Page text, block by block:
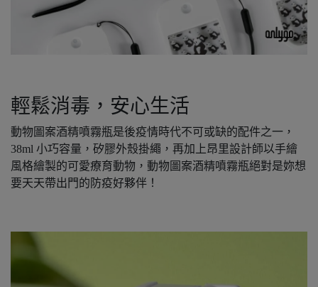
輕鬆消毒，安心生活
動物圖案酒精噴霧瓶是後疫情時代不可或缺的配件之一，
38ml 小巧容量，矽膠外殼掛繩，再加上昂里設計師以手繪
風格繪製的可愛療育動物，動物圖案酒精噴霧瓶絕對是妳想
要天天帶出門的防疫好夥伴！